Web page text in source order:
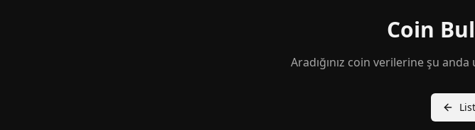
Coin
Aradığınız coin verilerine şu